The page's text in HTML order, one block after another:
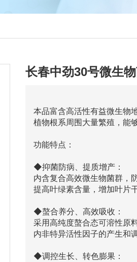
长春中劲30号微生物
本品富含高活性有益微生物
植物根系周围大量繁殖，能
功能特点：
◆抑菌防病、提质增产：
内含复合高效微生物菌群，
提高叶绿素含量，增加叶片
◆螯合养分、高效吸收：
采用高纯度螯合态可溶性原
内非特异活性因子的产生和
◆调控生长、转色膨果：